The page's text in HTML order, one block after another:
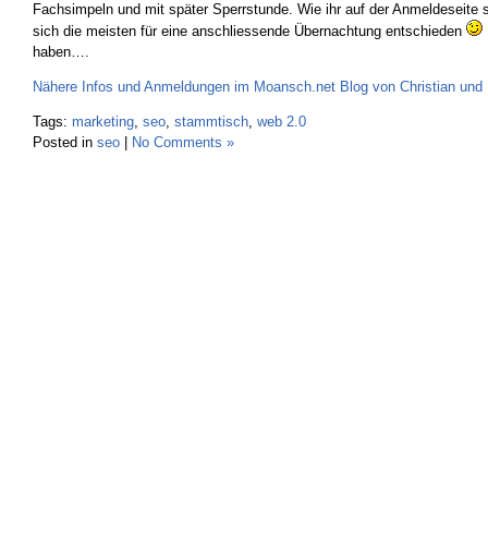
Fachsimpeln und mit später Sperrstunde. Wie ihr auf der Anmeldeseite
sich die meisten für eine anschliessende Übernachtung entschieden
haben….
Nähere Infos und Anmeldungen im Moansch.net Blog von Christian und
Tags: marketing, seo, stammtisch, web 2.0
Posted in seo No Comments »